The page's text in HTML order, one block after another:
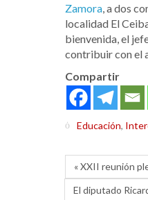
Zamora, a dos
localidad El
bienvenida, el
contribuir con el
Compartir
Educación,
« XXII reunión
El diputado